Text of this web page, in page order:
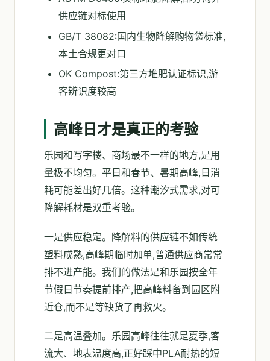
供应链对标使用
GB/T 38082:国内生物降解购物袋标准,
本土合规更对口
OK Compost:第三方堆肥认证标识,游
客辨识度较高
高峰日才是真正的考验
乐园和写字楼、商场最不一样的地方,是用
量极不均匀。平日和春节、暑期高峰,日消
耗可能差出好几倍。这种潮汐式需求,对可
降解耗材是双重考验。
一是供应稳定。降解料的供应链不如传统
塑料成熟,高峰期临时加单,普通供应商常常
排不进产能。我们的做法是和乐园按全年
节假日节奏提前排产,把高峰料备到园区附
近仓,而不是等缺货了再救火。
二是高温叠加。乐园高峰往往就是夏季,客
流大、地表温度高,正好踩中PLA耐热的短